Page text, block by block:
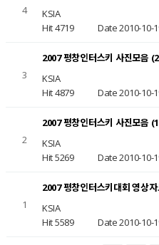
4
KSIA
Hit 4719 Date 2010-10-
3
2007 평창인터스키 사진모음
KSIA
Hit 4879 Date 2010-10-
2
2007 평창인터스키 사진모음
KSIA
Hit 5269 Date 2010-10-
1
2007 평창인터스키대회 영상
KSIA
Hit 5589 Date 2010-10-